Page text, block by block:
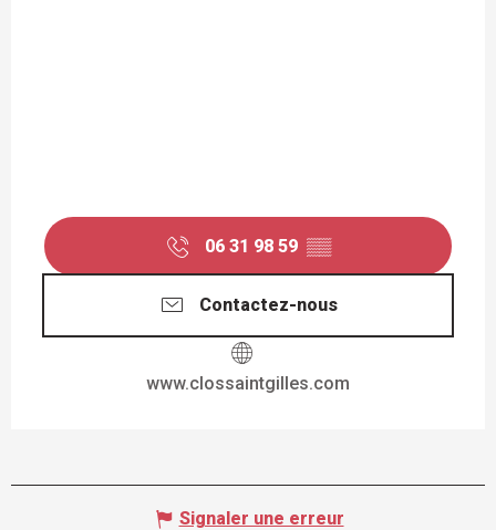
06 31 98 59 ▒▒
Contactez-nous
www.clossaintgilles.com
Signaler une erreur